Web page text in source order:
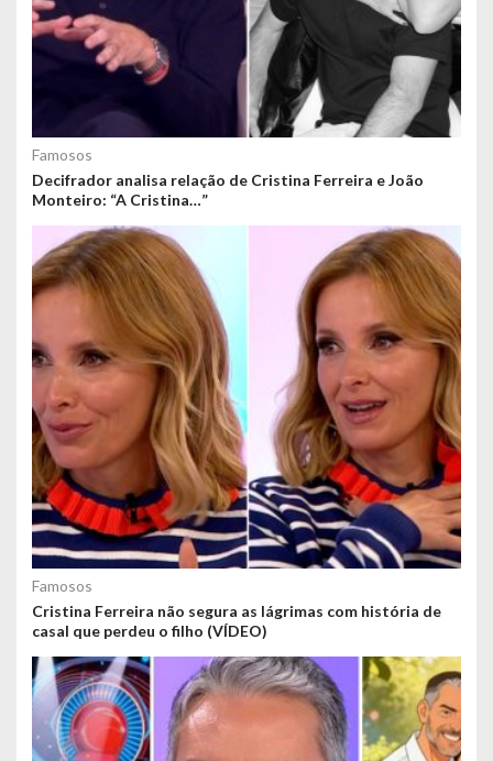
Famosos
Decifrador analisa relação de Cristina Ferreira e João
Monteiro: “A Cristina…”
Famosos
Cristina Ferreira não segura as lágrimas com história de
casal que perdeu o filho (VÍDEO)